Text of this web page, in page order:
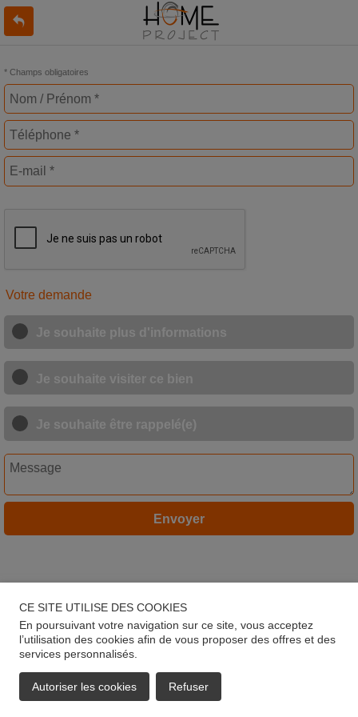
* Champs obligatoires
Votre demande
Je souhaite plus d'informations
Je souhaite visiter ce bien
Je souhaite être rappelé(e)
Envoyer
CE SITE UTILISE DES COOKIES
En poursuivant votre navigation sur ce site, vous acceptez
l’utilisation des cookies afin de vous proposer des offres et des
services personnalisés.
Autoriser les cookies Refuser